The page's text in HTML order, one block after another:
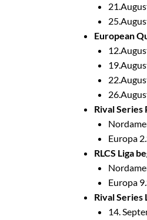
European
Rival Series
Europa
RLCS Liga
Europa
Rival Series
14.